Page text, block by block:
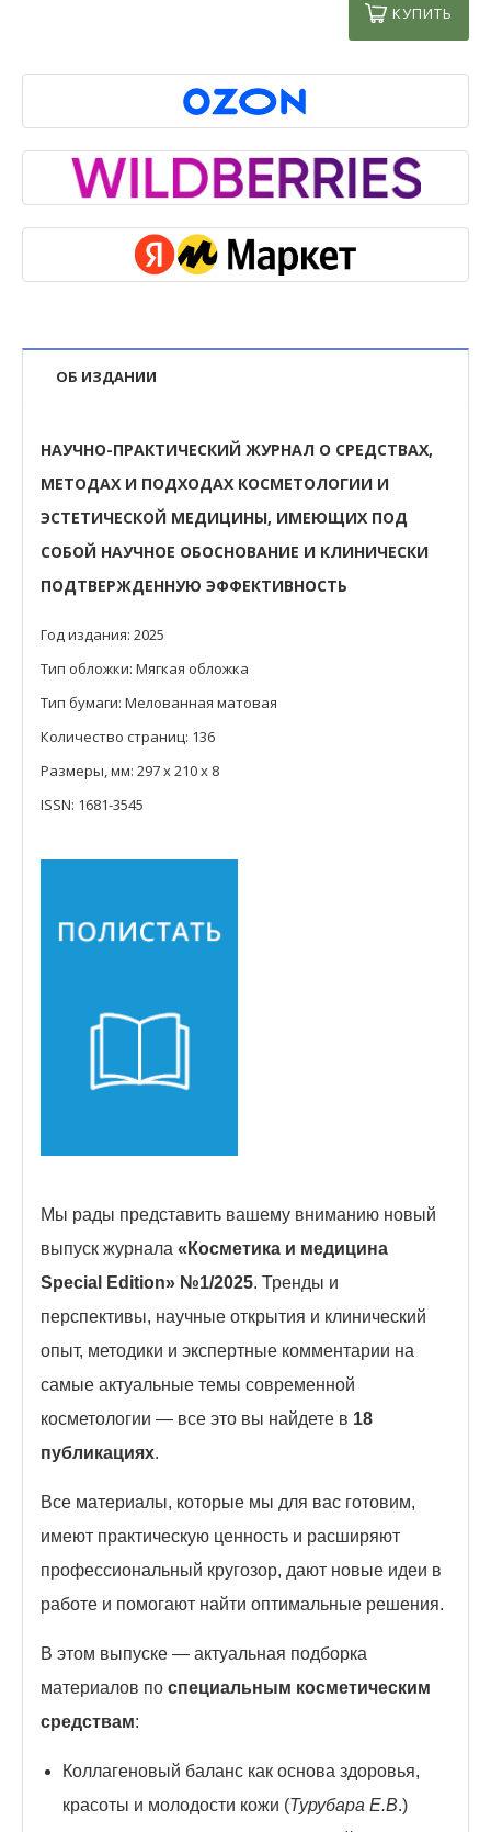
КУПИТЬ
ОБ ИЗДАНИИ
НАУЧНО-ПРАКТИЧЕСКИЙ ЖУРНАЛ О СРЕДСТВАХ,
МЕТОДАХ И ПОДХОДАХ КОСМЕТОЛОГИИ И
ЭСТЕТИЧЕСКОЙ МЕДИЦИНЫ, ИМЕЮЩИХ ПОД
СОБОЙ НАУЧНОЕ ОБОСНОВАНИЕ И КЛИНИЧЕСКИ
ПОДТВЕРЖДЕННУЮ ЭФФЕКТИВНОСТЬ
Год издания: 2025
Тип обложки: Мягкая обложка
Тип бумаги: Мелованная матовая
Количество страниц: 136
Размеры, мм: 297 х 210 х 8
ISSN: 1681-3545
Мы рады представить вашему вниманию новый
выпуск журнала«Косметика и медицина
Special Edition» №1/2025. Тренды и
перспективы, научные открытия и клинический
опыт, методики и экспертные комментарии на
самые актуальные темы современной
косметологии — все это вы найдете в 18
публикациях.
Все материалы, которые мы для вас готовим,
имеют практическую ценность и расширяют
профессиональный кругозор, дают новые идеи в
работе и помогают найти оптимальные решения.
В этом выпуске — актуальная подборка
материалов поспециальным косметическим
средствам:
Коллагеновый баланс как основа здоровья,
красоты и молодости кожи (Турубара Е.В.)